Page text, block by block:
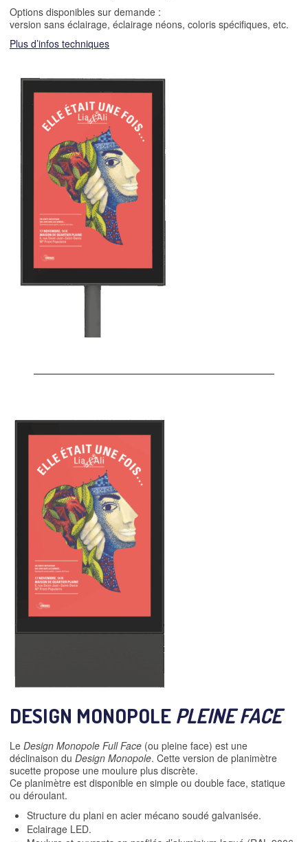
Options disponibles sur demande :
version sans éclairage, éclairage néons, coloris spécifiques, etc.
Plus d’infos techniques
DESIGN MONOPOLE PLEINE FACE
Le Design Monopole Full Face (ou pleine face) est une
déclinaison du Design Monopole. Cette version de planimètre
sucette propose une moulure plus discrète.
Ce planimètre est disponible en simple ou double face, statique
ou déroulant.
Structure du plani en acier mécano soudé galvanisée.
Eclairage LED.